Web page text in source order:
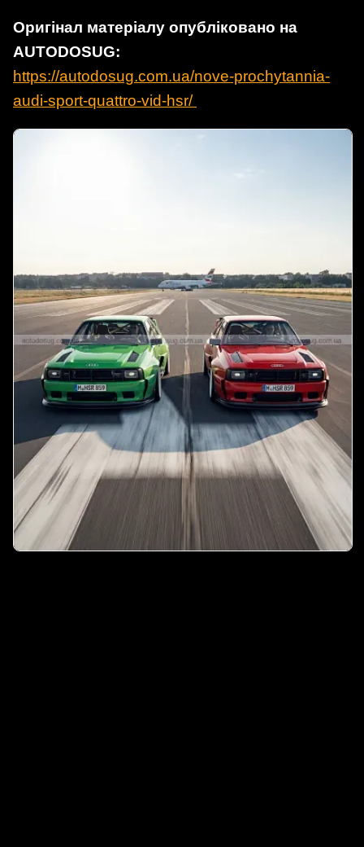
Оригінал матеріалу опубліковано на
AUTODOSUG:
https://autodosug.com.ua/nove-prochytannia-
audi-sport-quattro-vid-hsr/